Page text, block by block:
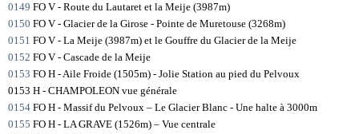
0149 FO V - Route du Lautaret et la Meije (3987m)
0150 FO V - Glacier de la Girose - Pointe de Muretouse (3268m)
0151 FO V - La Meije (3987m) et le Gouffre du Glacier de la Meije
0152 FO V - Cascade de la Meije
0153 FO H - Aile Froide (1505m) - Jolie Station au pied du Pelvoux
0153 H - CHAMPOLEON vue générale
0154 FO H - Massif du Pelvoux – Le Glacier Blanc - Une halte à 3000m
0155 FO H - LA GRAVE (1526m) – Vue centrale